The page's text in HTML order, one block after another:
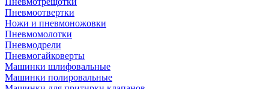
Пневмоотвертки
Ножи и пневмоножовки
Пневмомолотки
Пневмодрели
Пневмогайковерты
Машинки шлифовальные
Машинки полировальные